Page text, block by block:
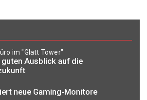
im "Glatt Tower"
Ausblick auf die
neue Gaming-Monitore